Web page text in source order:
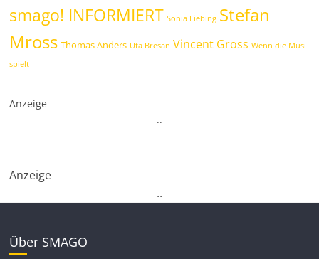
smago! INFORMIERT Sonia Liebing Stefan
Mross Thomas Anders Uta Bresan Vincent Gross Wenn die Musi
spielt
Anzeige
..
Anzeige
..
Über SMAGO